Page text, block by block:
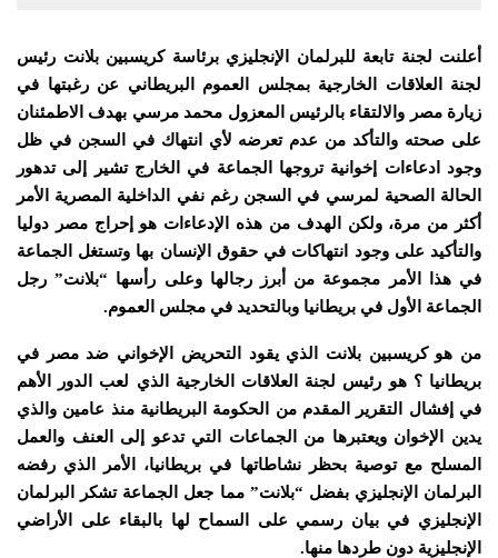
أعلنت لجنة تابعة للبرلمان الإنجليزي برئاسة كريسبين بلانت رئيس
لجنة العلاقات الخارجية بمجلس العموم البريطاني عن رغبتها في
زيارة مصر والالتقاء بالرئيس المعزول محمد مرسي بهدف الاطمئنان
على صحته والتأكد من عدم تعرضه لأي انتهاك في السجن في ظل
وجود ادعاءات إخوانية تروجها الجماعة في الخارج تشير إلى تدهور
الحالة الصحية لمرسي في السجن رغم نفي الداخلية المصرية الأمر
أكثر من مرة، ولكن الهدف من هذه الإدعاءات هو إحراج مصر دوليا
والتأكيد على وجود انتهاكات في حقوق الإنسان بها وتستغل الجماعة
في هذا الأمر مجموعة من أبرز رجالها وعلى رأسها “بلانت” رجل
الجماعة الأول في بريطانيا وبالتحديد في مجلس العموم.
من هو كريسبين بلانت الذي يقود التحريض الإخواني ضد مصر في
بريطانيا ؟ هو رئيس لجنة العلاقات الخارجية الذي لعب الدور الأهم
في إفشال التقرير المقدم من الحكومة البريطانية منذ عامين والذي
يدين الإخوان ويعتبرها من الجماعات التي تدعو إلى العنف والعمل
المسلح مع توصية بحظر نشاطاتها في بريطانيا، الأمر الذي رفضه
البرلمان الإنجليزي بفضل “بلانت” مما جعل الجماعة تشكر البرلمان
الإنجليزي في بيان رسمي على السماح لها بالبقاء على الأراضي
الإنجليزية دون طردها منها.